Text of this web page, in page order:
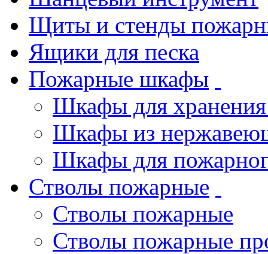
Щиты и стенды
Ящики для песка
Пожарные шкафы
Шкафы для хранения
Шкафы из
Шкафы для
Стволы пожарные
Стволы пожарные
Стволы пожарные